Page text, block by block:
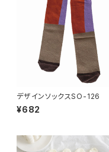
デザインソックスSO-126
¥682